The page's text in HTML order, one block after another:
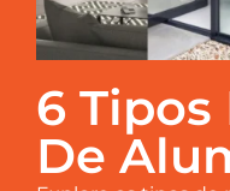
6 Tipos
De